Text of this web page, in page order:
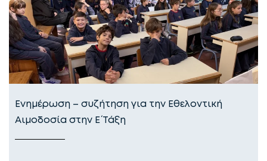
Ενημέρωση – συζήτηση για την Εθελοντική
Αιμοδοσία στην Ε΄ Τάξη